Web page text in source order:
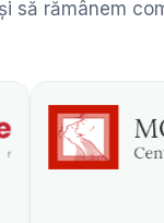
să rămânem